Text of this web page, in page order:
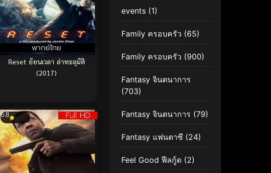
พากย์ไทย
Reset ย้อนเวลา ล่าทะลุมิติ
(2017)
Full HD
6.8
events (1)
Family ครอบครัว (65)
Family ครอบครัว (900)
Fantasy จินตนาการ
(703)
Fantasy จินตนาการ (79)
Fantasy แฟนตาซี (24)
Feel Good ฟีลกู้ด (2)